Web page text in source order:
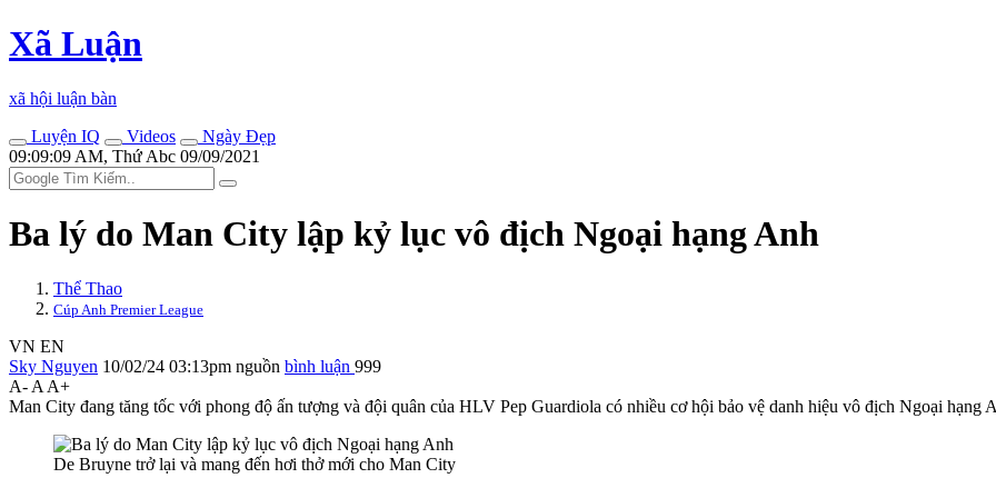
Xã Luận
xã hội luận bàn
Luyện IQ
Videos
Ngày Đẹp
09:09:09 AM, Thứ Abc 09/09/2021
Ba lý do Man City lập kỷ lục vô địch Ngoại hạng Anh
Thể Thao
Cúp Anh Premier League
VN EN
Sky Nguyen 10/02/24 03:13pm nguồn bình luận 999
A- A A+
Man City đang tăng tốc với phong độ ấn tượng và đội quân của HLV Pep Guardiola có nhiều cơ hội bảo vệ danh hiệu vô địch Ngoại hạng
De Bruyne trở lại và mang đến hơi thở mới cho Man City